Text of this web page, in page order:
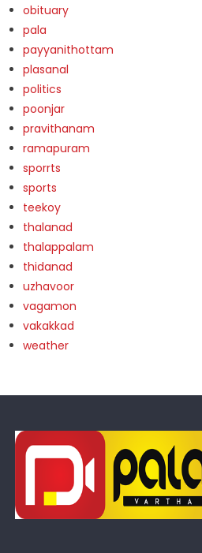
obituary
pala
payyanithottam
plasanal
politics
poonjar
pravithanam
ramapuram
sporrts
sports
teekoy
thalanad
thalappalam
thidanad
uzhavoor
vagamon
vakakkad
weather